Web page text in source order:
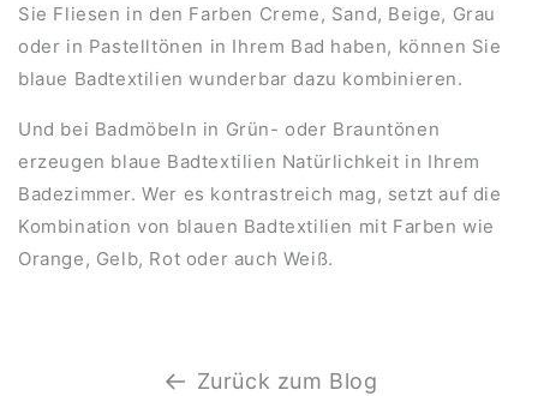
Sie Fliesen in den Farben Creme, Sand, Beige, Grau
oder in Pastelltönen in Ihrem Bad haben, können Sie
blaue Badtextilien wunderbar dazu kombinieren.
Und bei Badmöbeln in Grün- oder Brauntönen
erzeugen blaue Badtextilien Natürlichkeit in Ihrem
Badezimmer. Wer es kontrastreich mag, setzt auf die
Kombination von blauen Badtextilien mit Farben wie
Orange, Gelb, Rot oder auch Weiß.
Zurück zum Blog